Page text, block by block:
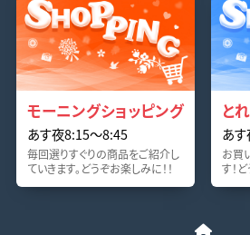
モーニングショッピング
あす夜8:15〜8:45
毎回選りすぐりの商品をご紹介し
ていきます。どうぞお楽しみに！！
と
あ
お買
す！